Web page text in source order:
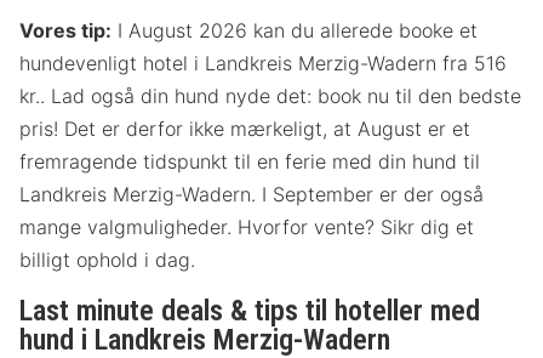
Vores tip: I August 2026 kan du allerede booke et
hundevenligt hotel i Landkreis Merzig-Wadern fra 516
kr.. Lad også din hund nyde det: book nu til den bedste
pris! Det er derfor ikke mærkeligt, at August er et
fremragende tidspunkt til en ferie med din hund til
Landkreis Merzig-Wadern. I September er der også
mange valgmuligheder. Hvorfor vente? Sikr dig et
billigt ophold i dag.
Last minute deals & tips til hoteller med
hund i Landkreis Merzig-Wadern